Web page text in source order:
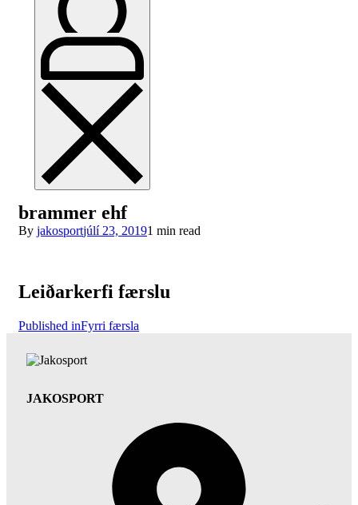
brammer ehf
By jakosportjúlí 23, 20191 min read
Leiðarkerfi færslu
Published inFyrri færsla
JAKOSPORT